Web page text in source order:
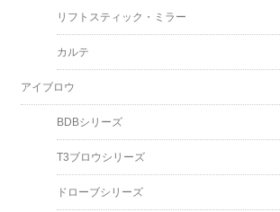
リフトスティック・ミラー
カルテ
アイブロウ
BDBシリーズ
T3ブロウシリーズ
ドローブシリーズ